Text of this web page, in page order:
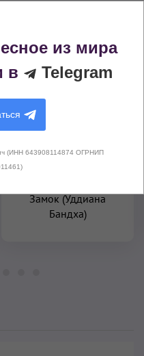
Замок (Уддиана
Бандха)
из мира
в
Telegram
(ИНН 643908114874 ОГРНИП